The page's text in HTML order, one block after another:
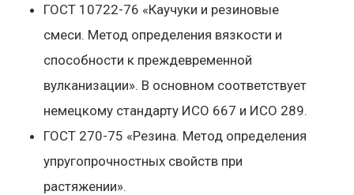
ГОСТ 10722-76 «Каучуки и резиновые
смеси. Метод определения вязкости и
способности к преждевременной
вулканизации». В основном соответствует
немецкому стандарту ИСО 667 и ИСО 289.
ГОСТ 270-75 «Резина. Метод определения
упругопрочностных свойств при
растяжении».